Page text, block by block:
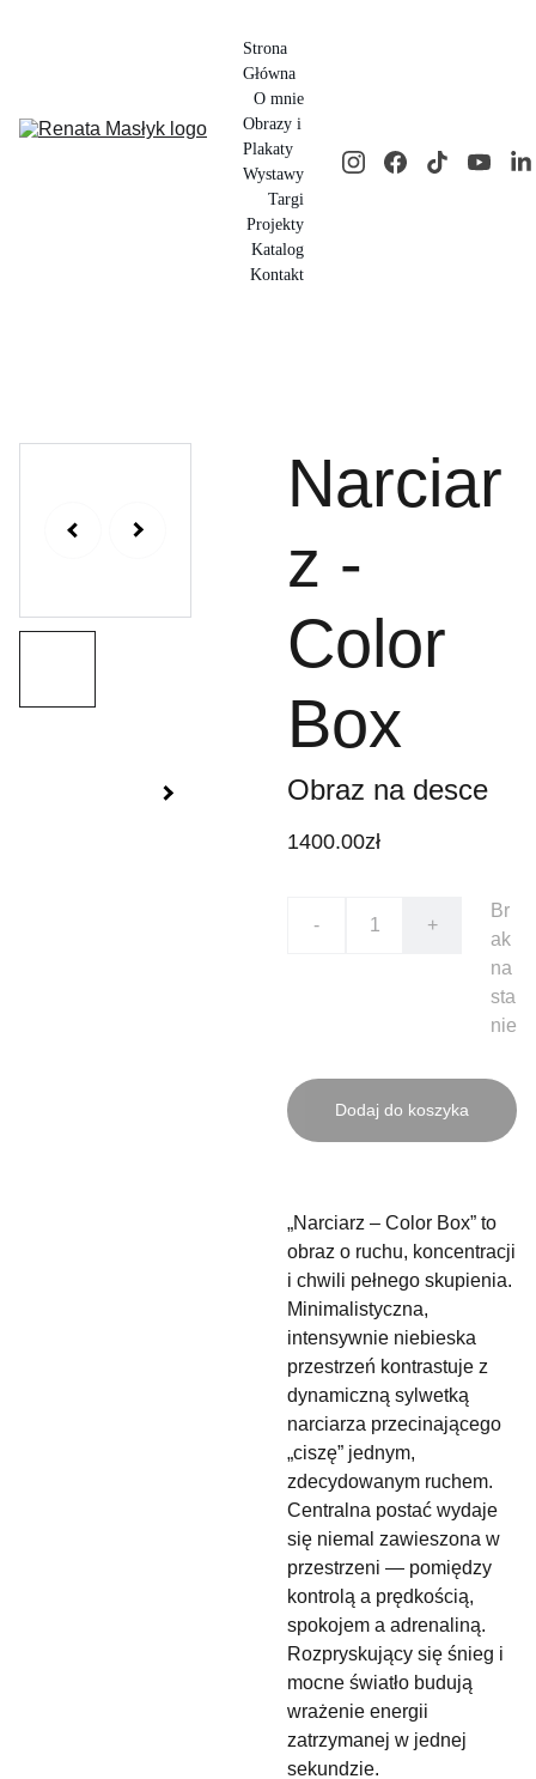
Strona
Główna
O mnie
Obrazy i
Plakaty
Wystawy
Targi
Projekty
Katalog
Kontakt
Narciar
z -
Color
Box
Obraz na desce
1400.00zł
- +
Br
ak
na
sta
nie
Dodaj do koszyka
„Narciarz – Color Box” to
obraz o ruchu, koncentracji
i chwili pełnego skupienia.
Minimalistyczna,
intensywnie niebieska
przestrzeń kontrastuje z
dynamiczną sylwetką
narciarza przecinającego
„ciszę” jednym,
zdecydowanym ruchem.
Centralna postać wydaje
się niemal zawieszona w
przestrzeni — pomiędzy
kontrolą a prędkością,
spokojem a adrenaliną.
Rozpryskujący się śnieg i
mocne światło budują
wrażenie energii
zatrzymanej w jednej
sekundzie.